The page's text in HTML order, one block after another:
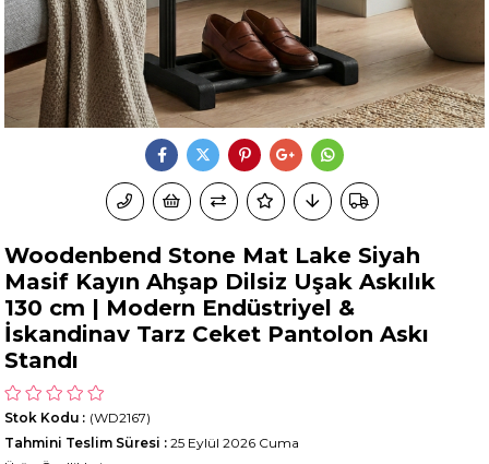
Woodenbend Stone Mat Lake Siyah
Masif Kayın Ahşap Dilsiz Uşak Askılık
130 cm | Modern Endüstriyel &
İskandinav Tarz Ceket Pantolon Askı
Standı
(WD2167)
Stok Kodu
Tahmini Teslim Süresi : 25 Eylül 2026 Cuma